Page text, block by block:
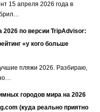
15 апреля 2026 года в
по версии TripAdvisor:
«у кого больше
пляжи 2026. Разбираю,
городов мира на 2026
(куда реально приятно